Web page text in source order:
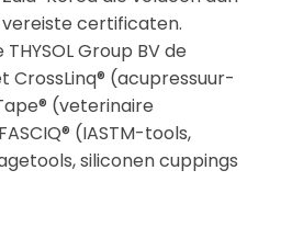
certificaten.
Group BV de
CrossLinq® (acupressuur-
(veterinaire
(IASTM-tools,
siliconen cuppings